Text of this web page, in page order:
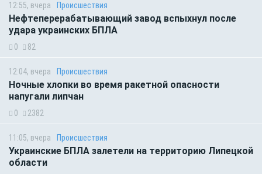
12:55, вчера Происшествия
Нефтеперерабатывающий завод вспыхнул после
удара украинских БПЛА
0 82
12:04, вчера Происшествия
Ночные хлопки во время ракетной опасности
напугали липчан
0 2382
11:05, вчера Происшествия
Украинские БПЛА залетели на территорию Липецкой
области